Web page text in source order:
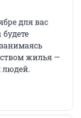
для вас
жилья —
людей.